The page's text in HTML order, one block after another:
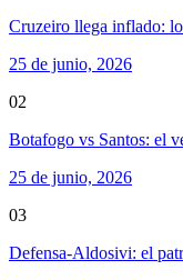
Cruzeiro llega inflado:
25 de junio, 2026
02
Botafogo vs Santos: el
25 de junio, 2026
03
Defensa-Aldosivi: el